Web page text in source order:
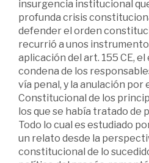
insurgencia institucional
profunda crisis
defender el orden
recurrió a unos
aplicación del art. 155 CE,
condena de los
vía penal, y la anulación por
Constitucional de los
los que se había tratado de
Todo lo cual es estudiado
un relato desde la
constitucional de lo